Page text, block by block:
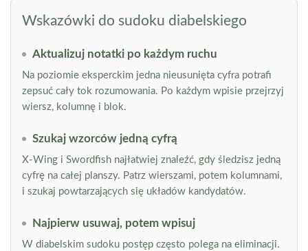
Wskazówki do sudoku diabelskiego
Aktualizuj notatki po każdym ruchu
Na poziomie eksperckim jedna nieusunięta cyfra potrafi
zepsuć cały tok rozumowania. Po każdym wpisie przejrzyj
wiersz, kolumnę i blok.
Szukaj wzorców jedną cyfrą
X-Wing i Swordfish najłatwiej znaleźć, gdy śledzisz jedną
cyfrę na całej planszy. Patrz wierszami, potem kolumnami,
i szukaj powtarzających się układów kandydatów.
Najpierw usuwaj, potem wpisuj
W diabelskim sudoku postęp często polega na eliminacji.